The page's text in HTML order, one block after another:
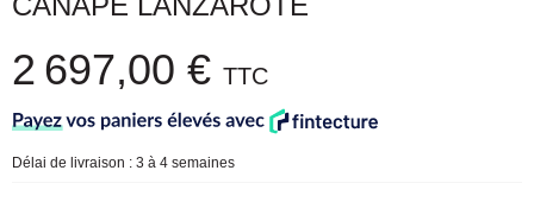
2 697,00 € TTC
Délai de livraison : 3 à 4 semaines